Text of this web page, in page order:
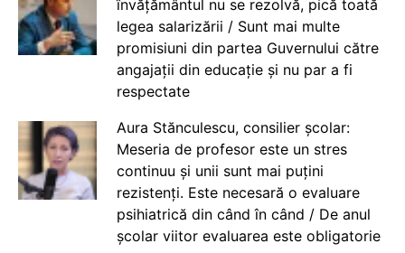
învățământul nu se rezolvă, pică toată
legea salarizării / Sunt mai multe
promisiuni din partea Guvernului către
angajații din educație și nu par a fi
respectate
Aura Stănculescu, consilier școlar:
Meseria de profesor este un stres
continuu și unii sunt mai puțini
rezistenți. Este necesară o evaluare
psihiatrică din când în când / De anul
școlar viitor evaluarea este obligatorie